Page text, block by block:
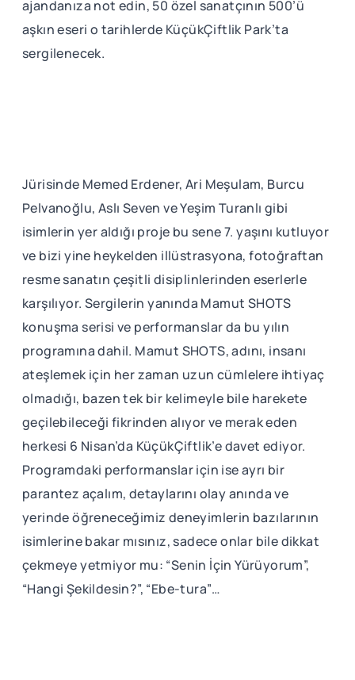
ajandanıza not edin, 50 özel sanatçının 500’ü
aşkın eseri o tarihlerde KüçükÇiftlik Park’ta
sergilenecek.
Jürisinde Memed Erdener, Ari Meşulam, Burcu
Pelvanoğlu, Aslı Seven ve Yeşim Turanlı gibi
isimlerin yer aldığı proje bu sene 7. yaşını kutluyor
ve bizi yine heykelden illüstrasyona, fotoğraftan
resme sanatın çeşitli disiplinlerinden eserlerle
karşılıyor. Sergilerin yanında Mamut SHOTS
konuşma serisi ve performanslar da bu yılın
programına dahil. Mamut SHOTS, adını, insanı
ateşlemek için her zaman uzun cümlelere ihtiyaç
olmadığı, bazen tek bir kelimeyle bile harekete
geçilebileceği fikrinden alıyor ve merak eden
herkesi 6 Nisan’da KüçükÇiftlik’e davet ediyor.
Programdaki performanslar için ise ayrı bir
parantez açalım, detaylarını olay anında ve
yerinde öğreneceğimiz deneyimlerin bazılarının
isimlerine bakar mısınız, sadece onlar bile dikkat
çekmeye yetmiyor mu: “Senin İçin Yürüyorum”,
“Hangi Şekildesin?”, “Ebe-tura”…